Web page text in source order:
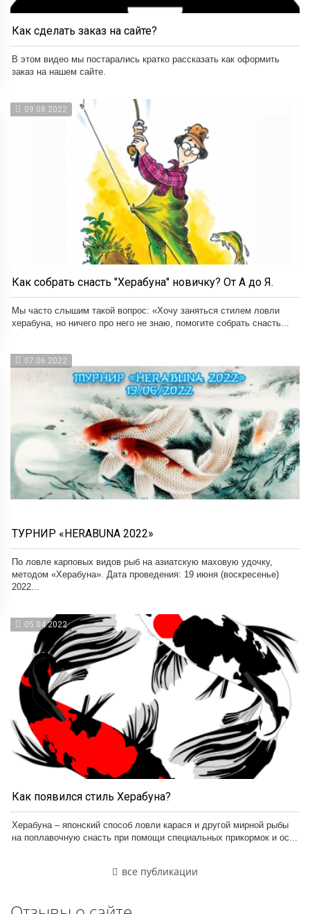
Как сделать заказ на сайте?
В этом видео мы постарались кратко рассказать как оформить
заказ на нашем сайте.
09.08.2022
Как собрать снасть "Херабуна" новичку? От А до Я.
Мы часто слышим такой вопрос: «Хочу заняться стилем ловли
херабуна, но ничего про него не знаю, помогите собрать снасть...
07.06.2022
ТУРНИР «HERABUNA 2022»
По ловле карповых видов рыб на азиатскую маховую удочку,
методом «Херабуна». Дата проведения: 19 июня (воскресенье)
2022...
05.04.2022
Как появился стиль Херабуна?
Херабуна – японский способ ловли карася и другой мирной рыбы
на поплавочную снасть при помощи специальных прикормок и ос...
все публикации